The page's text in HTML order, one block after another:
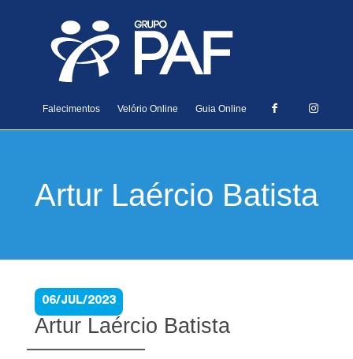
Falecimentos Velório Online Guia Online
Artur Laércio Batista
06/JUL/2023
Artur Laércio Batista